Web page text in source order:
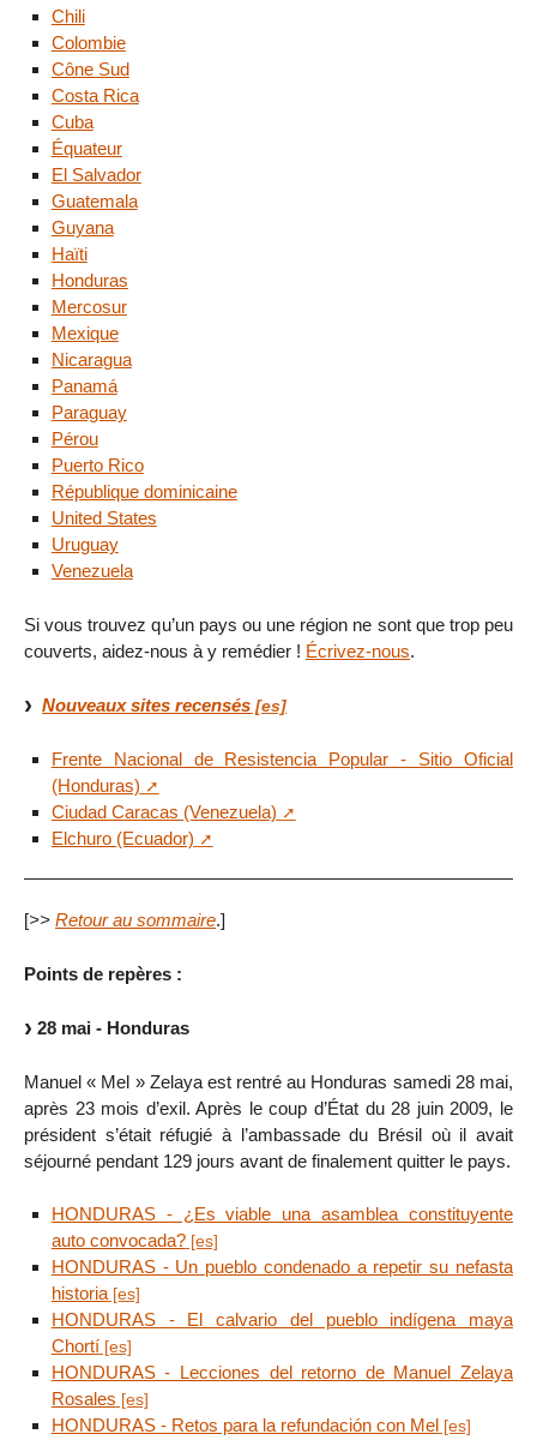
Chili
Colombie
Cône Sud
Costa Rica
Cuba
Équateur
El Salvador
Guatemala
Guyana
Haïti
Honduras
Mercosur
Mexique
Nicaragua
Panamá
Paraguay
Pérou
Puerto Rico
République dominicaine
United States
Uruguay
Venezuela
Si vous trouvez qu’un pays ou une région ne sont que trop peu
couverts, aidez-nous à y remédier ! Écrivez-nous.
Nouveaux sites recensés
Frente Nacional de Resistencia Popular - Sitio Oficial
(Honduras)
Ciudad Caracas (Venezuela)
Elchuro (Ecuador)
[>> Retour au sommaire.]
Points de repères :
28 mai - Honduras
Manuel « Mel » Zelaya est rentré au Honduras samedi 28 mai,
après 23 mois d’exil. Après le coup d’État du 28 juin 2009, le
président s’était réfugié à l’ambassade du Brésil où il avait
séjourné pendant 129 jours avant de finalement quitter le pays.
HONDURAS - ¿Es viable una asamblea constituyente
auto convocada?
HONDURAS - Un pueblo condenado a repetir su nefasta
historia
HONDURAS - El calvario del pueblo indígena maya
Chortí
HONDURAS - Lecciones del retorno de Manuel Zelaya
Rosales
HONDURAS - Retos para la refundación con Mel